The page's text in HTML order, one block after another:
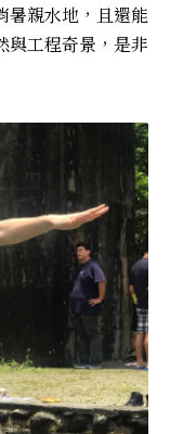
暑親水地，且還能
與工程奇景，是非